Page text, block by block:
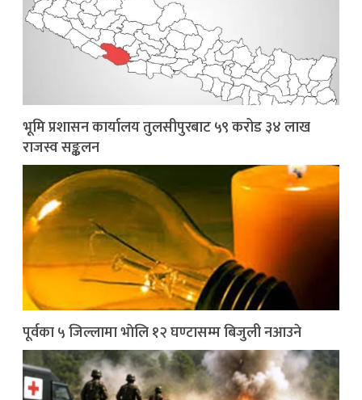
भूमि प्रशासन कार्यालय तुलसीपुरबाट ५९ करोड ३४ लाख
राजस्व सङ्कलन
पूर्वका ५ जिल्लामा भाेलि १२ घण्टासम्म बिजुली नआउने